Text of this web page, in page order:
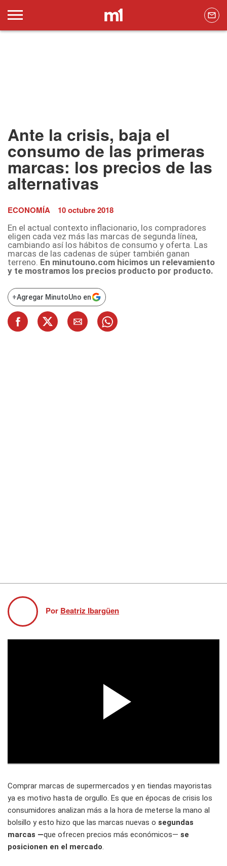
Ante la crisis, baja el
consumo de las primeras
marcas: los precios de las
alternativas
ECONOMÍA 10 octubre 2018
En el actual contexto inflacionario, los compradores
eligen cada vez más las marcas de segunda línea,
cambiando así los hábitos de consumo y oferta. Las
marcas de las cadenas de súper también ganan
terreno. En minutouno.com hicimos un relevamiento
y te mostramos los precios producto por producto.
+Agregar MinutoUno en
Por Beatriz Ibargüen
Comprar marcas de supermercados y en tiendas mayoristas
ya es motivo hasta de orgullo. Es que en épocas de crisis los
consumidores analizan más a la hora de meterse la mano al
bolsillo y esto hizo que las marcas nuevas o segundas
marcas —que ofrecen precios más económicos— se
posicionen en el mercado